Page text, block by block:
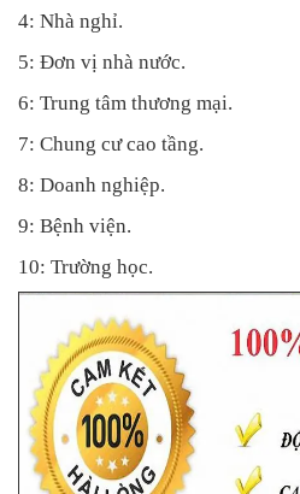
4: Nhà nghỉ.
5: Đơn vị nhà nước.
6: Trung tâm thương mại.
7: Chung cư cao tầng.
8: Doanh nghiệp.
9: Bệnh viện.
10: Trường học.